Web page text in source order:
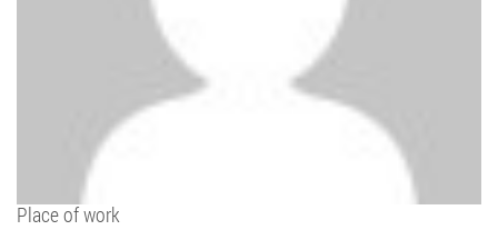
Place of work